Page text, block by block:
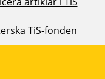
TiS-fonden